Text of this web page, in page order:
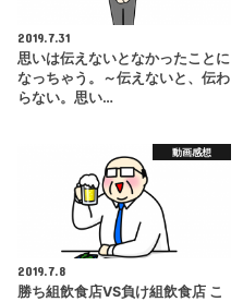
2019.7.31
思いは伝えないとなかったことに
なっちゃう。～伝えないと、伝わ
らない。思い…
動画感想
2019.7.8
勝ち組飲食店VS負け組飲食店 こ